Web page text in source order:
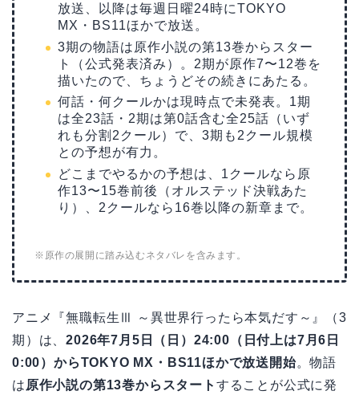
放送、以降は毎週日曜24時にTOKYO
MX・BS11ほかで放送。
3期の物語は原作小説の第13巻からスター
ト（公式発表済み）。2期が原作7〜12巻を
描いたので、ちょうどその続きにあたる。
何話・何クールかは現時点で未発表。1期
は全23話・2期は第0話含む全25話（いず
れも分割2クール）で、3期も2クール規模
との予想が有力。
どこまでやるかの予想は、1クールなら原
作13〜15巻前後（オルステッド決戦あた
り）、2クールなら16巻以降の新章まで。
※原作の展開に踏み込むネタバレを含みます。
アニメ『無職転生Ⅲ ～異世界行ったら本気だす～』（3
期）は、2026年7月5日（日）24:00（日付上は7月6日
0:00）からTOKYO MX・BS11ほかで放送開始。物語
は 原作小説の第13巻からスタート することが公式に発